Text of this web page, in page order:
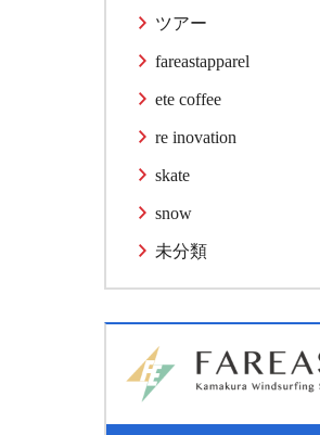
ツアー
fareastapparel
ete coffee
re inovation
skate
snow
未分類